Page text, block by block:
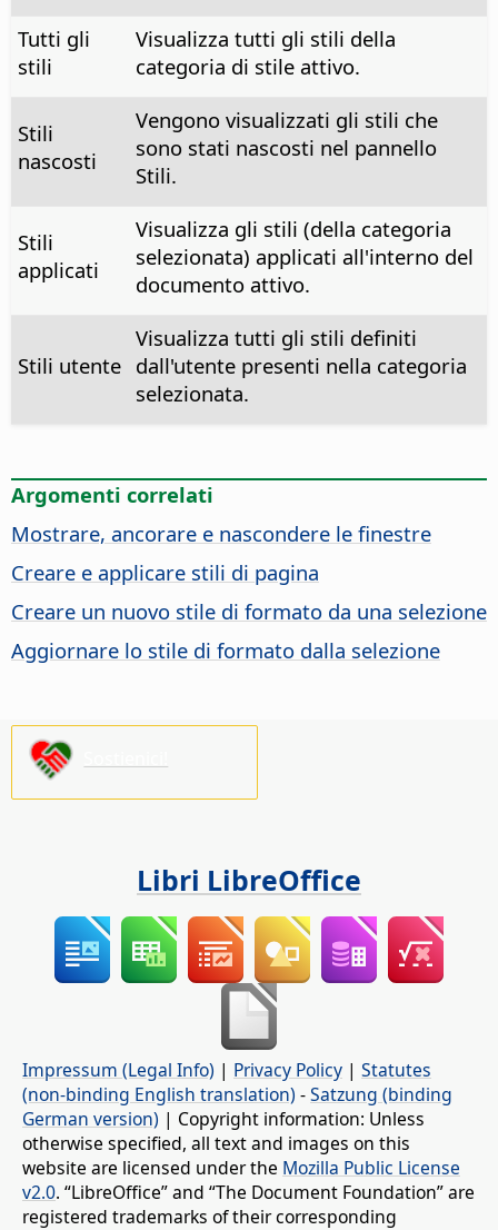
Tutti gli
stili
Visualizza tutti gli stili della
categoria di stile attivo.
Stili
nascosti
Vengono visualizzati gli stili che
sono stati nascosti nel pannello
Stili.
Stili
applicati
Visualizza gli stili (della categoria
selezionata) applicati all'interno del
documento attivo.
Stili utente
Visualizza tutti gli stili definiti
dall'utente presenti nella categoria
selezionata.
Argomenti correlati
Mostrare, ancorare e nascondere le finestre
Creare e applicare stili di pagina
Creare un nuovo stile di formato da una selezione
Aggiornare lo stile di formato dalla selezione
Libri LibreOffice
Impressum (Legal Info) | Privacy Policy | Statutes
(non-binding English translation) -Satzung (binding
German version) | Copyright information: Unless
otherwise specified, all text and images on this
website are licensed under the Mozilla Public License
v2.0. “LibreOffice” and “The Document Foundation” are
registered trademarks of their corresponding